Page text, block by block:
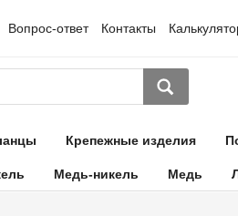
Вопрос-ответ Контакты
Крепежные изделия
Медь-никель Медь